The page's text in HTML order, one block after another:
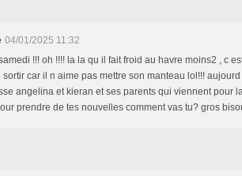
04/01/2025 11:32
!!! oh !!!! la la qu il fait froid au havre moins2 , c
sortir car il n aime pas mettre son manteau lol!!!
angelina et kieran et ses parents qui viennent pour
prendre de tes nouvelles comment vas tu? gros